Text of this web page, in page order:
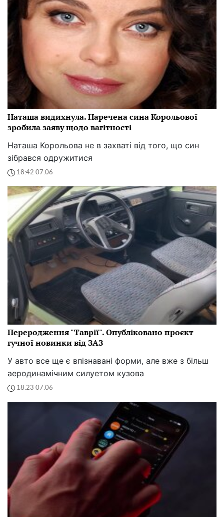
Наташа видихнула. Наречена сина Корольової
зробила заяву щодо вагітності
Наташа Корольова не в захваті від того, що син
зібрався одружитися
18:42 07.06
Переродження "Таврії". Опубліковано проєкт
гучної новинки від ЗАЗ
У авто все ще є впізнавані форми, але вже з більш
аеродинамічним силуетом кузова
18:23 07.06